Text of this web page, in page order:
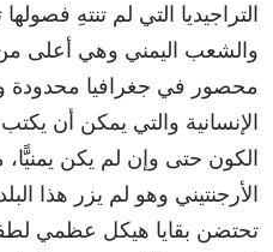
التراجيديا التي لم تنتهِ فصولها
والشعب اليمني وهي أعلى
محصور في جغرافيا محدودة
الإنسانية والتي يمكن أن يكتب
الكون حتى وإن لم يكن يمنيًّا،
الأرجنتيني وهو لم يزر هذا البلد
تحتضن بقايا هيكل عظمي